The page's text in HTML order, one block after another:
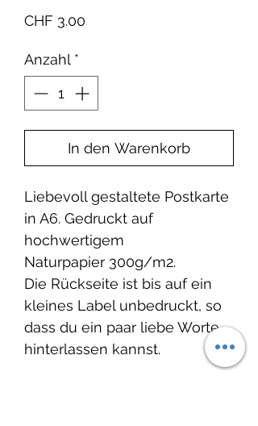
CHF 3.00
Anzahl *
In den Warenkorb
Liebevoll gestaltete Postkarte
in A6. Gedruckt auf
hochwertigem
Naturpapier 300g/m2.
Die Rückseite ist bis auf ein
kleines Label unbedruckt, so
dass du ein paar liebe Worte
hinterlassen kannst.